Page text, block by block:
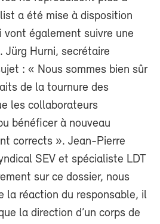
a été mise à disposition
vont également suivre une
Jürg Hurni, secrétaire
: « Nous sommes bien sûr
de la tournure des
les collaborateurs
bénéficer à nouveau
corrects ». Jean-Pierre
SEV et spécialiste LDT
sur ce dossier, nous
la réaction du responsable, il
la direction d’un corps de